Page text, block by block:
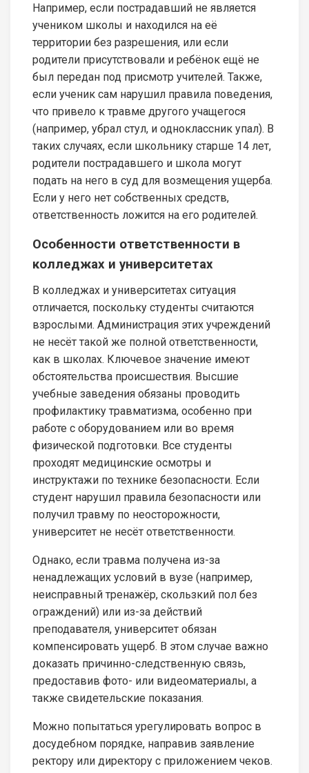
Например, если пострадавший не является
учеником школы и находился на её
территории без разрешения, или если
родители присутствовали и ребёнок ещё не
был передан под присмотр учителей. Также,
если ученик сам нарушил правила поведения,
что привело к травме другого учащегося
(например, убрал стул, и одноклассник упал). В
таких случаях, если школьнику старше 14 лет,
родители пострадавшего и школа могут
подать на него в суд для возмещения ущерба.
Если у него нет собственных средств,
ответственность ложится на его родителей.
Особенности ответственности в
колледжах и университетах
В колледжах и университетах ситуация
отличается, поскольку студенты считаются
взрослыми. Администрация этих учреждений
не несёт такой же полной ответственности,
как в школах. Ключевое значение имеют
обстоятельства происшествия. Высшие
учебные заведения обязаны проводить
профилактику травматизма, особенно при
работе с оборудованием или во время
физической подготовки. Все студенты
проходят медицинские осмотры и
инструктажи по технике безопасности. Если
студент нарушил правила безопасности или
получил травму по неосторожности,
университет не несёт ответственности.
Однако, если травма получена из-за
ненадлежащих условий в вузе (например,
неисправный тренажёр, скользкий пол без
ограждений) или из-за действий
преподавателя, университет обязан
компенсировать ущерб. В этом случае важно
доказать причинно-следственную связь,
предоставив фото- или видеоматериалы, а
также свидетельские показания.
Можно попытаться урегулировать вопрос в
досудебном порядке, направив заявление
ректору или директору с приложением чеков.